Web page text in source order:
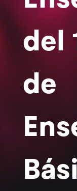
del
de